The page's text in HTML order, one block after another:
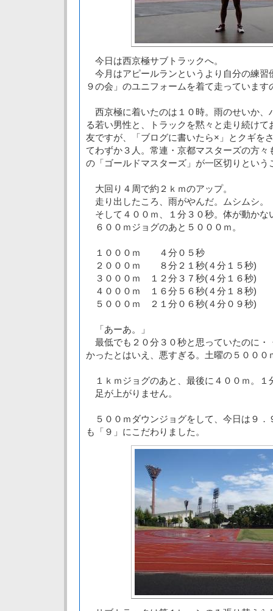
今日は西京極サブトラックへ。
今月はアピールランというより自分の練習
９の会」のユニフォームを着て走っています
西京極に着いたのは１０時。雨のせいか、
る若い男性と、トラックを黙々と走り続け
友ですが、「ブログに書いたら×」とクギを
てわずか３人。常連・京都マスターズの方々
の「ゴールドマスターズ」が一区切りという
大回り４周で約２ｋｍのアップ。
走り出したころ、雨がやんだ。ムシムシ。
そして４００ｍ、１分３０秒。体が動かな
６００ｍジョグのあと５０００ｍ。
１０００ｍ ４分０５秒
２０００ｍ ８分２１秒(４分１５秒)
３０００ｍ １２分３７秒(４分１６秒)
４０００ｍ １６分５６秒(４分１８秒)
５０００ｍ ２１分０６秒(４分０９秒)
「あーあ。」
最低でも２０分３０秒と思っていたのに・
かったとはいえ、悪すぎる。土曜の５０００
１ｋｍジョグのあと、最後に４００ｍ。１
足が上がりません。
５００ｍダウンジョグをして、今日は９．
も「９」にこだわりました。